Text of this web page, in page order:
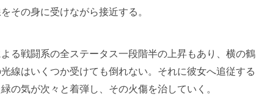
その身に受けながら接近する。
る戦闘系の全ステータス一段階半の上昇もあり、横の鶴
線はいくつか受けても倒れない。それに彼女へ追従する
の気が次々と着弾し、その火傷を治していく。